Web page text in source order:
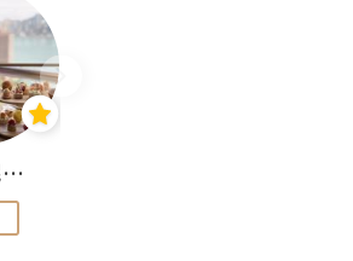
✾達芬妮•愛孩子•愛生活✾